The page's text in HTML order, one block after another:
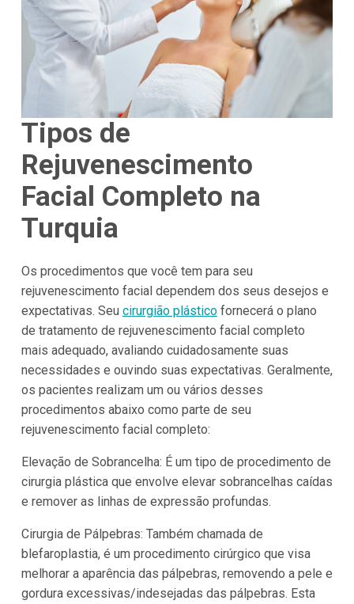
Tipos de
Rejuvenescimento
Facial Completo na
Turquia
Os procedimentos que você tem para seu
rejuvenescimento facial dependem dos seus desejos e
expectativas. Seu cirurgião plásticofornecerá o plano
de tratamento de rejuvenescimento facial completo
mais adequado, avaliando cuidadosamente suas
necessidades e ouvindo suas expectativas. Geralmente,
os pacientes realizam um ou vários desses
procedimentos abaixo como parte de seu
rejuvenescimento facial completo:
Elevação de Sobrancelha: É um tipo de procedimento de
cirurgia plástica que envolve elevar sobrancelhas caídas
e remover as linhas de expressão profundas.
Cirurgia de Pálpebras: Também chamada de
blefaroplastia, é um procedimento cirúrgico que visa
melhorar a aparência das pálpebras, removendo a pele e
gordura excessivas/indesejadas das pálpebras. Esta